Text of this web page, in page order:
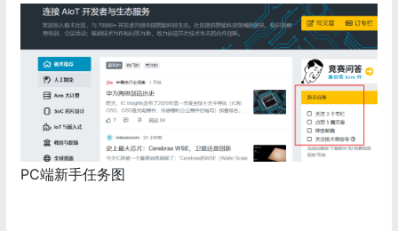
PC端新手任务图